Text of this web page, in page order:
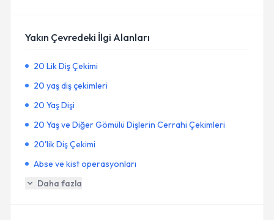
Yakın Çevredeki İlgi Alanları
20 Lik Diş Çekimi
20 yaş diş çekimleri
20 Yaş Dişi
20 Yaş ve Diğer Gömülü Dişlerin Cerrahi Çekimleri
20'lik Diş Çekimi
Abse ve kist operasyonları
Daha fazla